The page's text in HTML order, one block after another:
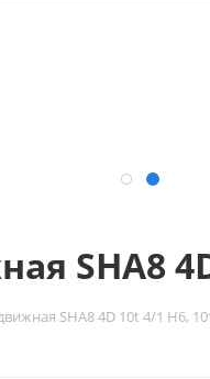
SHA8
SHA8 4D 10t 4/1 H6,